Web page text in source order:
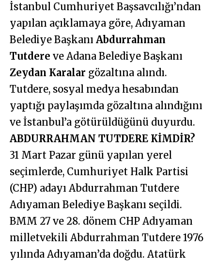
İstanbul Cumhuriyet Başsavcılığı’ndan
yapılan açıklamaya göre, Adıyaman
Belediye Başkanı Abdurrahman
Tutdere ve Adana Belediye Başkanı
Zeydan Karalar gözaltına alındı.
Tutdere, sosyal medya hesabından
yaptığı paylaşımda gözaltına alındığını
ve İstanbul’a götürüldüğünü duyurdu.
ABDURRAHMAN TUTDERE KİMDİR?
31 Mart Pazar günü yapılan yerel
seçimlerde, Cumhuriyet Halk Partisi
(CHP) adayı Abdurrahman Tutdere
Adıyaman Belediye Başkanı seçildi.
BMM 27 ve 28. dönem CHP Adıyaman
milletvekili Abdurrahman Tutdere 1976
yılında Adıyaman’da doğdu. Atatürk